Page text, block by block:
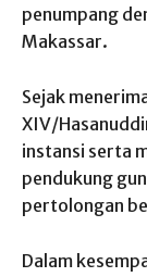
penumpang
Makassar.
Sejak
XIV/
instansi serta
pendukung
pertolongan
Dalam